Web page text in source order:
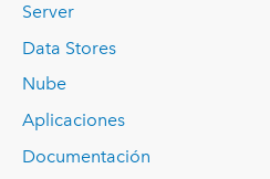
Server
Data Stores
Nube
Aplicaciones
Documentación